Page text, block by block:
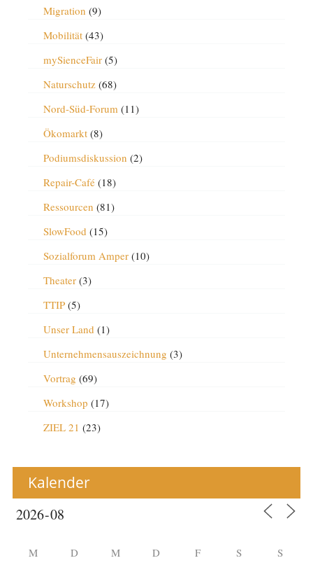
Migration (9)
Mobilität(43)
mySienceFair(5)
Naturschutz(68)
Nord-Süd-Forum(11)
Ökomarkt(8)
Podiumsdiskussion (2)
Repair-Café(18)
Ressourcen (81)
SlowFood (15)
Sozialforum Amper(10)
Theater(3)
TTIP(5)
Unser Land (1)
Unternehmensauszeichnung (3)
Vortrag (69)
Workshop (17)
ZIEL 21 (23)
Kalender
M D M D F S S